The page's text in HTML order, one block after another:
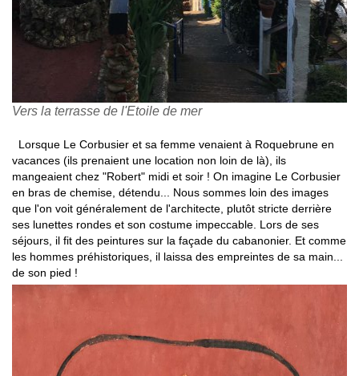
Vers la terrasse de l'Etoile de mer
Lorsque Le Corbusier et sa femme venaient à Roquebrune en
vacances (ils prenaient une location non loin de là), ils
mangeaient chez "Robert" midi et soir ! On imagine Le Corbusier
en bras de chemise, détendu... Nous sommes loin des images
que l'on voit généralement de l'architecte, plutôt stricte derrière
ses lunettes rondes et son costume impeccable. Lors de ses
séjours, il fit des peintures sur la façade du cabanonier. Et comme
les hommes préhistoriques, il laissa des empreintes de sa main...
de son pied !